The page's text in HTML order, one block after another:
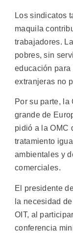
Los sindicatos
maquila
trabajadores.
pobres, sin
educación para
extranjeras no
Por su parte,
grande de
pidió a la OMC
tratamiento
ambientales y
comerciales.
El presidente
la necesidad
OIT, al
conferencia